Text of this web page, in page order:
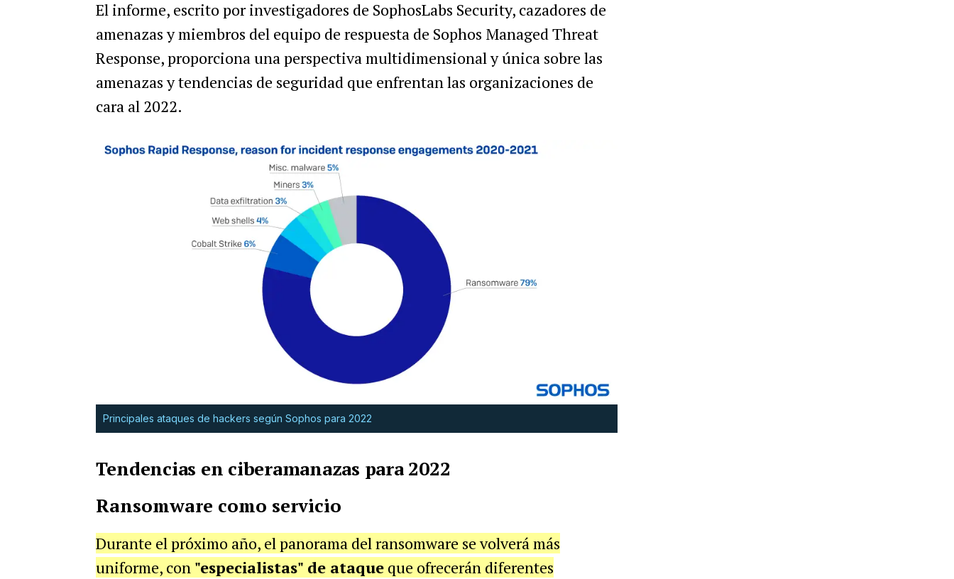
El informe, escrito por investigadores de SophosLabs Security, cazadores de
amenazas y miembros del equipo de respuesta de Sophos Managed Threat
Response, proporciona una perspectiva multidimensional y única sobre las
amenazas y tendencias de seguridad que enfrentan las organizaciones de
cara al 2022.
Principales ataques de hackers según Sophos para 2022
Tendencias en ciberamanazas para 2022
Ransomware como servicio
Durante el próximo año, el panorama del ransomware se volverá más
uniforme, con "especialistas" de ataqueque ofrecerán diferentes